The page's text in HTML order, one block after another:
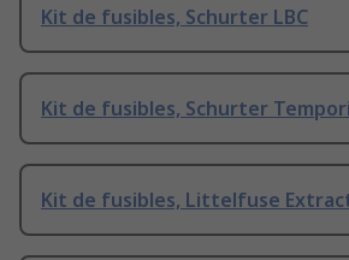
Kit de fusibles, Schurter LBC
Kit de fusibles, Schurter
Kit de fusibles, Littelfuse